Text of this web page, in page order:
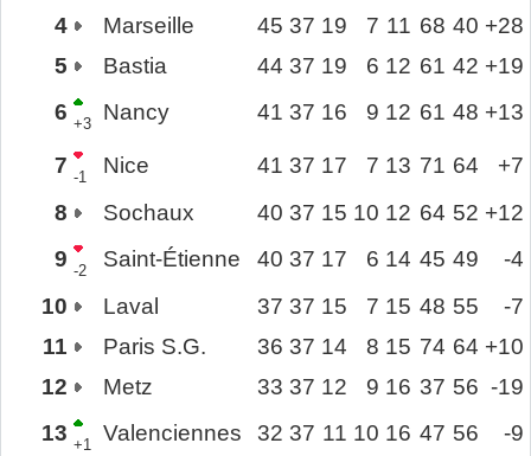
4
Marseille 45 37 19 7 11 68 40 +28
5
Bastia 44 37 19 6 12 61 42 +19
6 +3 Nancy 41 37 16 9 12 61 48 +13
7 -1 Nice 41 37 17 7 13 71 64
+7
8
Sochaux 40 37 15 10 12 64 52 +12
9 -2 Saint-Étienne 40 37 17 6 14 45 49
-4
10
Laval 37 37 15 7 15 48 55
-7
11
Paris S.G. 36 37 14 8 15 74 64 +10
12
Metz 33 37 12 9 16 37 56 -19
13 +1 Valenciennes 32 37 11 10 16 47 56 -9